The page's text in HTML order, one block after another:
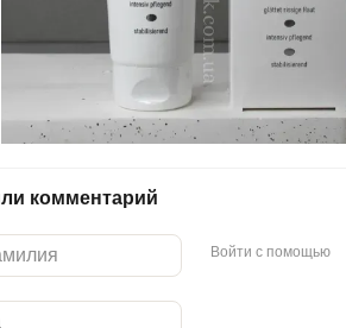
комментарий
Войти с помощью